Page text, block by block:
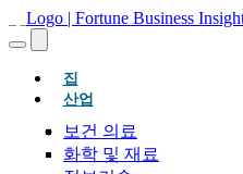
집(현재의)
산업
보건 의료
화학 및 재료